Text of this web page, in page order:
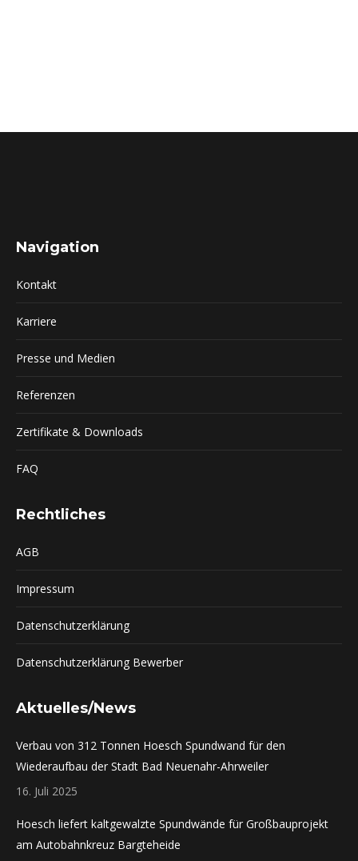
Navigation
Kontakt
Karriere
Presse und Medien
Referenzen
Zertifikate & Downloads
FAQ
Rechtliches
AGB
Impressum
Datenschutzerklärung
Datenschutzerklärung Bewerber
Aktuelles/News
Verbau von 312 Tonnen Hoesch Spundwand für den
Wiederaufbau der Stadt Bad Neuenahr-Ahrweiler
16. Juli 2025
Hoesch liefert kaltgewalzte Spundwände für Großbauprojekt
am Autobahnkreuz Bargteheide